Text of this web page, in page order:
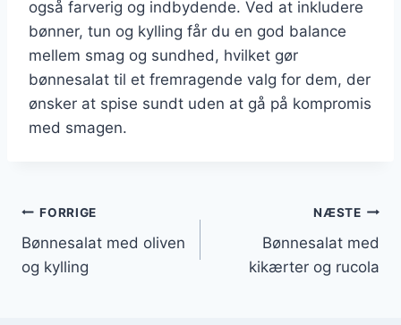
også farverig og indbydende. Ved at inkludere
bønner, tun og kylling får du en god balance
mellem smag og sundhed, hvilket gør
bønnesalat til et fremragende valg for dem, der
ønsker at spise sundt uden at gå på kompromis
med smagen.
Indlægsnavigation
FORRIGE
Bønnesalat med oliven
og kylling
NÆSTE
Bønnesalat med
kikærter og rucola